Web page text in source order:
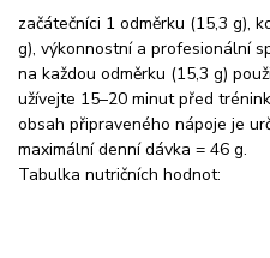
začátečníci 1 odměrku (15,3 g),
g), výkonnostní a profesionální
na každou odměrku (15,3 g)
užívejte 15–20 minut před
obsah připraveného nápoje je
maximální denní dávka = 46 g.
Tabulka nutričních hodnot: